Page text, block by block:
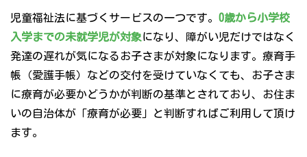
児童福祉法に基づくサービスの一つです。 0歳から小学校
入学までの未就学児が対象になり、障がい児だけではなく
発達の遅れが気になるお子さまが対象になります。療育手
帳（愛護手帳）などの交付を受けていなくても、お子さま
に療育が必要かどうかが判断の基準とされており、お住ま
いの自治体が「療育が必要」と判断すればご利用して頂け
ます。